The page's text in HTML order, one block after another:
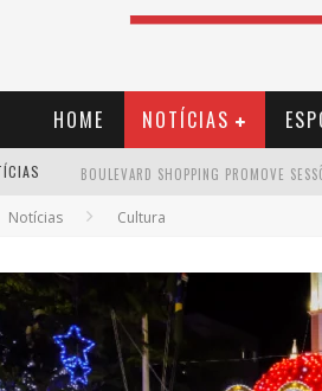
HOME NOTÍCIAS
Notícias Cultura